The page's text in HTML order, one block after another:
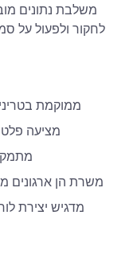
משלבת נתונים
לחקור ולפעול על
ממוקמת
מציעה
מתמקד
משרת הן ארגונים
מדגיש יצירת